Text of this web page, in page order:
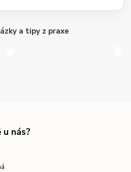
a tipy z praxe
nás?